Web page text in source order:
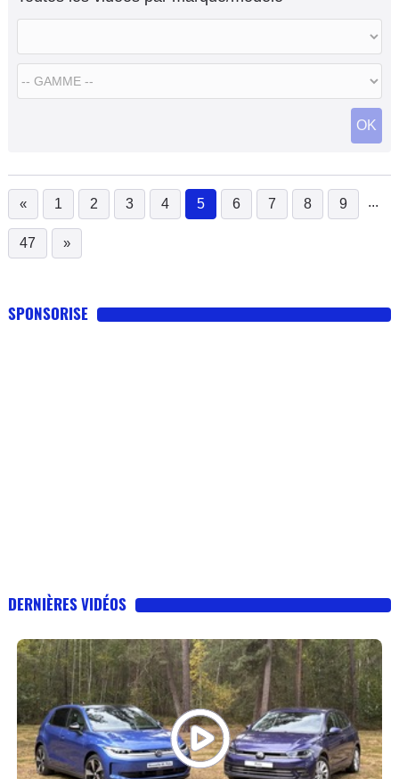
OK
« 1 2 3 4 5
(current)
6 7 8 9 ...
47 »
SPONSORISE
DERNIÈRES VIDÉOS